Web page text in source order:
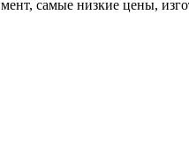
самые низкие цены,